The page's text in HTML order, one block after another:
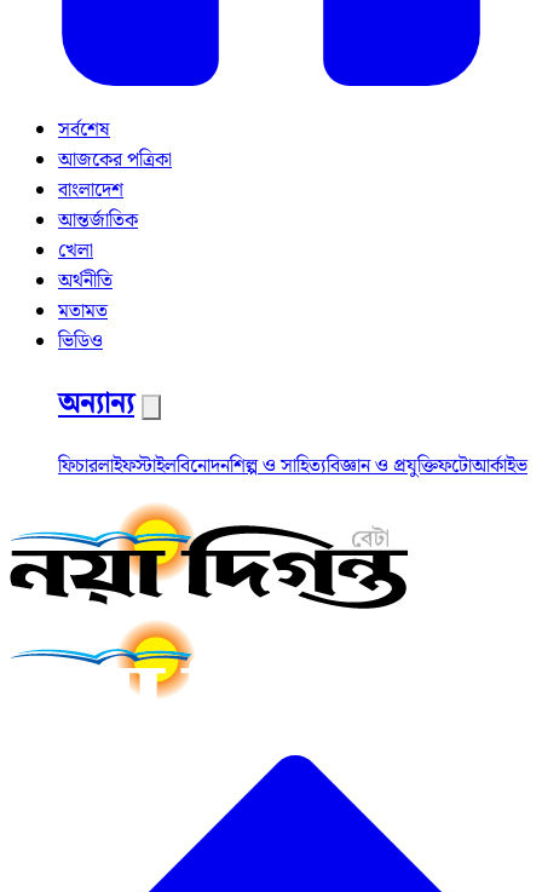
সর্বশেষ
আজকের পত্রিকা
বাংলাদেশ
আন্তর্জাতিক
খেলা
অর্থনীতি
মতামত
ভিডিও
অন্যান্য
ফিচারলাইফস্টাইলবিনোদনশিল্প ও সাহিত্যবিজ্ঞান ও প্রযুক্তিফটোআর্কাইভ